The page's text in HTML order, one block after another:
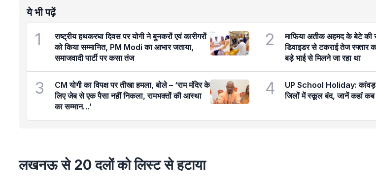
ये भी पढ़ें
1
राष्ट्रीय हथकरघा दिवस पर योगी ने बुनकरों एवं कारीगरों
को किया सम्मानित, PM Modi का आभार जताया,
समाजवादी पार्टी पर कसा तंज
2
माफिया अतीक अहमद के बेटे की
डिवाइडर से टकराई तेज रफ्तार
बड़े भाई से मिलने जा रहा था
3
CM योगी का विपक्ष पर तीखा हमला, बोले – ‘राम मंदिर के
लिए जेब से एक पैसा नहीं निकला, रामभक्तों की आस्था
का सम्मान…’
4
UP School Holiday: कांवड़
जिलों में स्कूल बंद, जानें कहां कब
लखनऊ से 20 दलों को लिस्ट से हटाया